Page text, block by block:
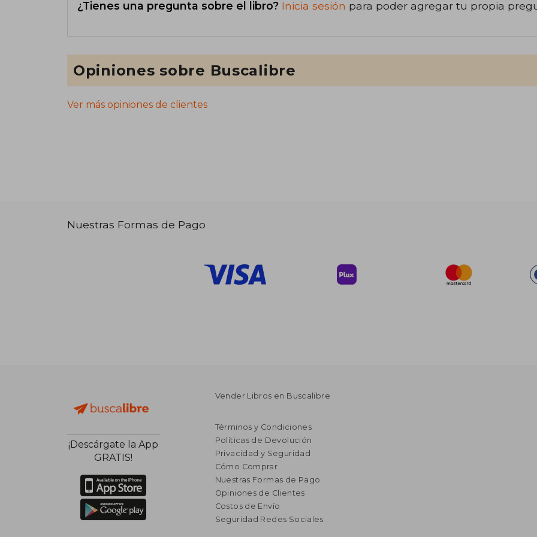
¿Tienes una pregunta sobre el libro? Inicia sesión para poder agregar tu propia
Opiniones sobre Buscalibre
Ver más opiniones de clientes
Nuestras Formas de Pago
¡Descárgate la App
GRATIS!
Vender Libros en Buscalibre
Términos y Condiciones
Políticas de Devolución
Privacidad y Seguridad
Cómo Comprar
Nuestras Formas de Pago
Opiniones de Clientes
Costos de Envío
Seguridad Redes Sociales